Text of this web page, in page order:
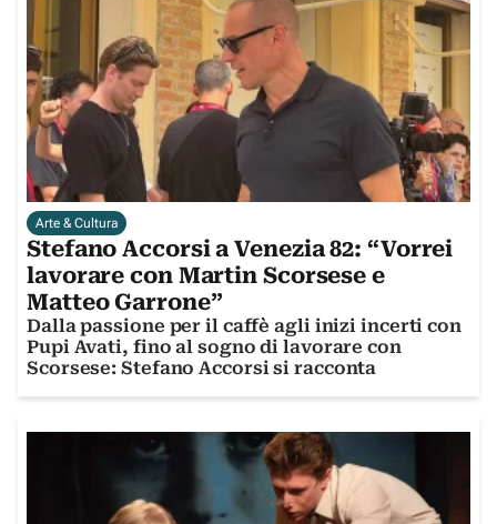
Arte & Cultura
Stefano Accorsi a Venezia 82: “Vorrei
lavorare con Martin Scorsese e
Matteo Garrone”
Dalla passione per il caffè agli inizi incerti con
Pupi Avati, fino al sogno di lavorare con
Scorsese: Stefano Accorsi si racconta